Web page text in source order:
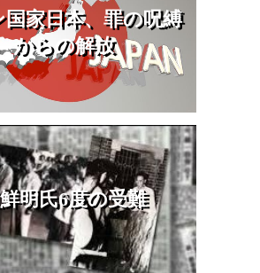
国家日本、罪の呪縛
からの解放
明氏6度の受難